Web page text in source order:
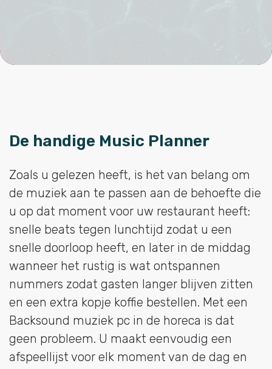
De handige Music Planner
Zoals u gelezen heeft, is het van belang om
de muziek aan te passen aan de behoefte die
u op dat moment voor uw restaurant heeft:
snelle beats tegen lunchtijd zodat u een
snelle doorloop heeft, en later in de middag
wanneer het rustig is wat ontspannen
nummers zodat gasten langer blijven zitten
en een extra kopje koffie bestellen. Met een
Backsound muziek pc in de horeca is dat
geen probleem. U maakt eenvoudig een
afspeellijst voor elk moment van de dag en